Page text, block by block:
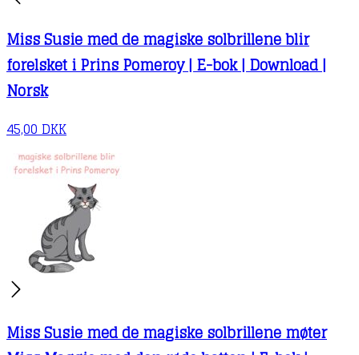
Miss Susie med de magiske solbrillene blir
forelsket i Prins Pomeroy | E-bok | Download |
Norsk
45,00DKK
Miss Susie med de magiske solbrillene møter